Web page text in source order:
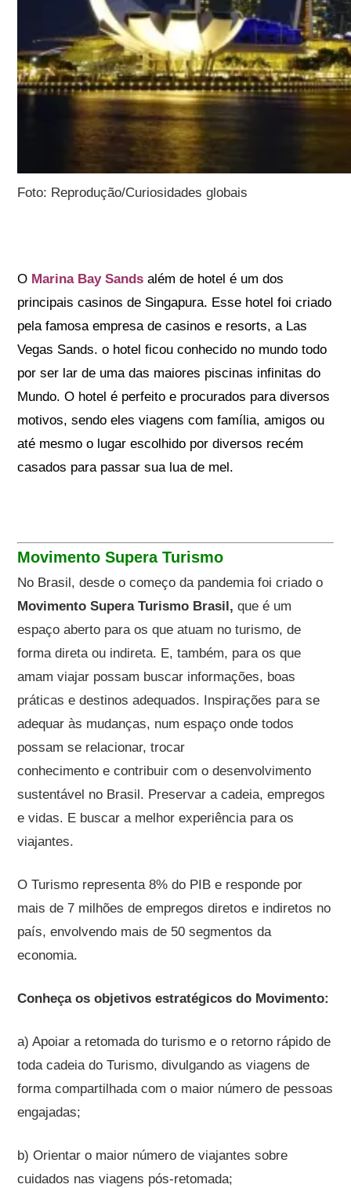
Foto: Reprodução/Curiosidades globais
O Marina Bay Sands além de hotel é um dos
principais casinos de Singapura. Esse hotel foi criado
pela famosa empresa de casinos e resorts, a Las
Vegas Sands. o hotel ficou conhecido no mundo todo
por ser lar de uma das maiores piscinas infinitas do
Mundo. O hotel é perfeito e procurados para diversos
motivos, sendo eles viagens com família, amigos ou
até mesmo o lugar escolhido por diversos recém
casados para passar sua lua de mel.
Movimento Supera Turismo
No Brasil, desde o começo da pandemia foi criado o
Movimento Supera Turismo Brasil,que é um
espaço aberto para os que atuam no turismo, de
forma direta ou indireta. E, também, para os que
amam viajar possam buscar informações, boas
práticas e destinos adequados. Inspirações para se
adequar às mudanças, num espaço onde todos
possam se relacionar, trocar
conhecimento e contribuir com o desenvolvimento
sustentável no Brasil. Preservar a cadeia, empregos
e vidas. E buscar a melhor experiência para os
viajantes.
O Turismo representa 8% do PIB e responde por
mais de 7 milhões de empregos diretos e indiretos no
país, envolvendo mais de 50 segmentos da
economia.
Conheça os objetivos estratégicos do Movimento:
a) Apoiar a retomada do turismo e o retorno rápido de
toda cadeia do Turismo, divulgando as viagens de
forma compartilhada com o maior número de pessoas
engajadas;
b) Orientar o maior número de viajantes sobre
cuidados nas viagens pós-retomada;